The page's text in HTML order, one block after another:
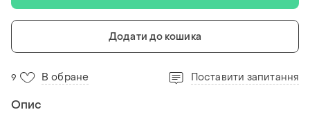
Додати до кошика
9 В обране Поставити запитання
Опис